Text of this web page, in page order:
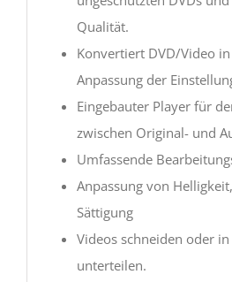
Qualität.
Konvertiert DVD/Video
Anpassung der
Eingebauter Player für
zwischen Original- und
Umfassende
Anpassung von
Sättigung
Videos schneiden oder in
unterteilen.